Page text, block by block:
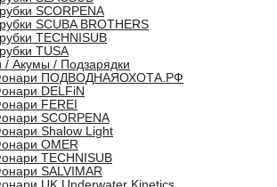
SCORPENA
SCUBA BROTHERS
TECHNISUB
TUSA
/ Акумы / Подзарядки
ПОДВОДНАЯОХОТА.РФ
DELFiN
FEREI
SCORPENA
Shalow Light
OMER
TECHNISUB
SALVIMAR